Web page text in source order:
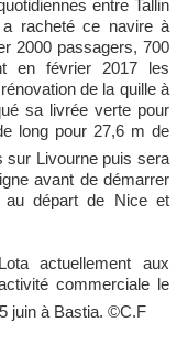
entre Tallin
racheté ce navire à
2000 passagers, 700
en février 2017 les
de la quille à
sa livrée verte pour
long pour 27,6 m de
sur Livourne puis sera
avant de démarrer
départ de Nice et
actuellement aux
commerciale le
juin à Bastia. ©C.F